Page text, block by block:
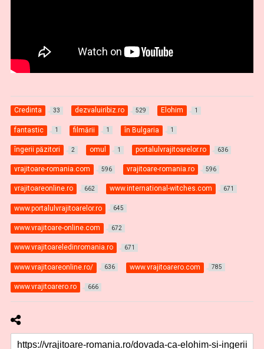
Credinta 33 dezvaluiribiz.ro 529 Elohim 1
fantastic 1 filmării 1 în Bulgaria 1
îngerii păzitori 2 omul 1 portalulvrajitoarelor.ro 636
vrajitoare-romania.com 596 vrajitoare-romania.ro 596
vrajitoareonline.ro 662 www.international-witches.com 671
www.portalulvrajitoarelor.ro 645
www.vrajitoare-online.com 672
www.vrajitoareledinromania.ro 671
www.vrajitoareonline.ro/ 636 www.vrajitoarero.com 785
www.vrajitoarero.ro 666